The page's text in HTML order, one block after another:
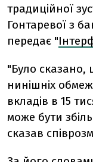
традиційної
Гонтаревої з
передає "
"Було сказано,
нинішніх
вкладів в 15
може бути
сказав